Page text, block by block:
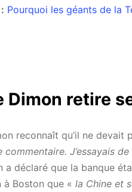
Pourquoi les géants de la
Dimon retire
reconnaît qu’il ne devait
commentaire. J’essayais
a déclaré que la banque
à Boston que « la Chine et